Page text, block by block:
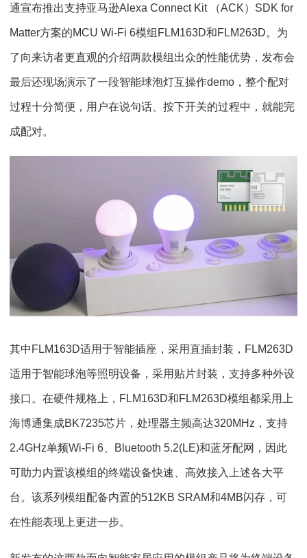
通宣布推出支持亚马逊Alexa Connect Kit （ACK）SDK for
Matter方案的MCU Wi-Fi 6模组FLM163D和FLM263D。为
了向来访者更直观的介绍两款模组出众的性能优势，发布会
最后还现场演示了一段智能球泡灯互操作demo，整个配对
过程十分简便，用户在说句话、按下开关的过程中，就能完
成配对。
其中FLM163D适用于智能插座，采用直插封装，FLM263D
适用于智能球泡等照明设备，采用贴片封装，支持多种外设
接口。在硬件规格上，FLM163D和FLM263D模组都采用上
海博通集成BK7235芯片，处理器主频高达320MHz，支持
2.4GHz单频Wi-Fi 6、Bluetooth 5.2(LE)和蓝牙配网，因此
可助力内置该模组的终端设备快速、高效接入上述各大平
台。该系列模组配备内置的512KB SRAM和4MB闪存，可
在性能表现上更进一步。